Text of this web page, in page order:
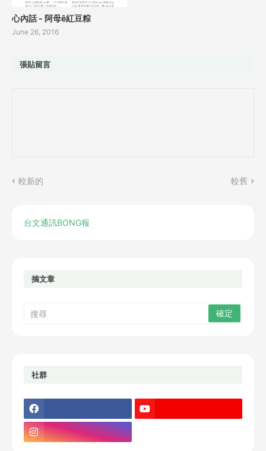
心內話 - 阿母ê紅豆粽
June 26, 2016
張貼留言
較新的 較舊
台文通訊BONG報
揣文章
社群